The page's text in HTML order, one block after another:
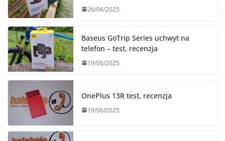
26/06/2025
Baseus GoTrip Series uchwyt na
telefon – test, recenzja
19/06/2025
OnePlus 13R test, recenzja
19/06/2025